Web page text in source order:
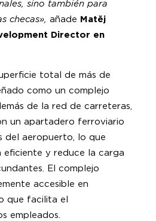
sino también para
checas», añade Matěj
Director en
total de más de
como un complejo
de la red de carreteras,
un apartadero ferroviario
del aeropuerto, lo que
eficiente y reduce la carga
El complejo
accesible en
que facilita el
empleados.